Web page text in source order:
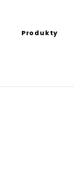
Produkty